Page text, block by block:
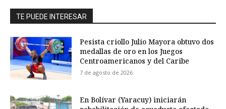
TE PUEDE INTERESAR
Pesista criollo Julio Mayora obtuvo dos
medallas de oro en los Juegos
Centroamericanos y del Caribe
7 de agosto de 2026
En Bolívar (Yaracuy) iniciarán